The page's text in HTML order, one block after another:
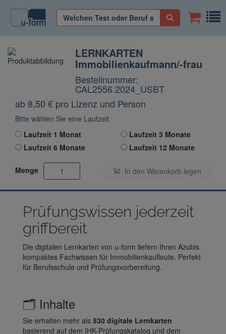
LERNKARTEN
Immobilienkaufmann/-frau
Bestellnummer:
CAL2556.2024_USBT
ab 8,50 € pro Lizenz und Person
Bitte wählen Sie eine Laufzeit
Laufzeit 1 Monat
Laufzeit 3 Monate
Laufzeit 6 Monate
Laufzeit 12 Monate
Menge In den Warenkorb legen
Prüfungswissen jederzeit
griffbereit
Die digitalen Lernkarten von u-form liefern Ihren Azubis
kompaktes Fachwissen für Immobilienkaufleute. Perfekt
für Berufsschule und Prüfungsvorbereitung.
🗂️ Inhalte
Sie erhalten mehr als 530 digitale Lernkarten
basierend auf dem IHK-Prüfungskatalog und dem